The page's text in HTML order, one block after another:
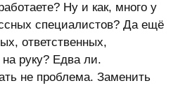
Ну и как, много у
специалистов? Да ещё
ответственных,
руку? Едва ли.
не проблема. Заменить